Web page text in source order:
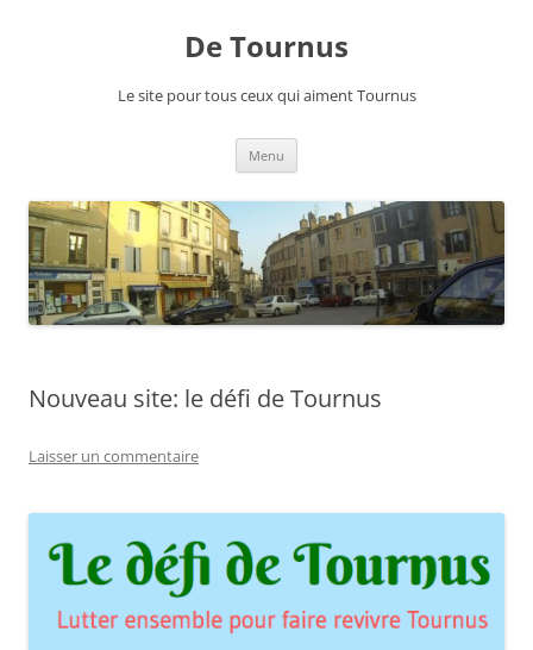
De Tournus
Le site pour tous ceux qui aiment Tournus
Menu
Nouveau site: le défi de Tournus
Laisser un commentaire